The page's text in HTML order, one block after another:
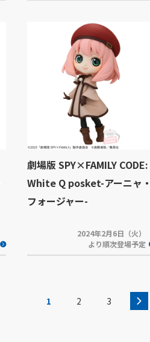
劇場版 SPY×FAMILY CODE:
White Q posket-アーニャ・
フォージャー-
2024年2月6日（火）
より順次登場予定
1 2 3